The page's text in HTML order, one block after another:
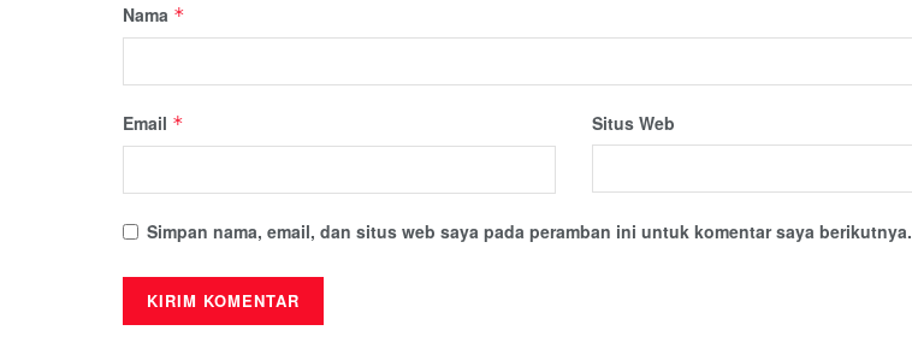
Nama *
Email * Situs Web
Simpan nama, email, dan situs web saya pada peramban ini untuk komentar saya berikutnya.